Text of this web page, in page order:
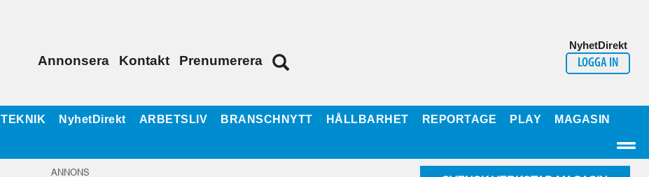
Annonsera Kontakt Prenumerera
NyhetDirekt
LOGGA IN
TEKNIK NyhetDirekt ARBETSLIV BRANSCHNYTT HÅLLBARHET REPORTAGE PLAY MAGASIN
ANNONS